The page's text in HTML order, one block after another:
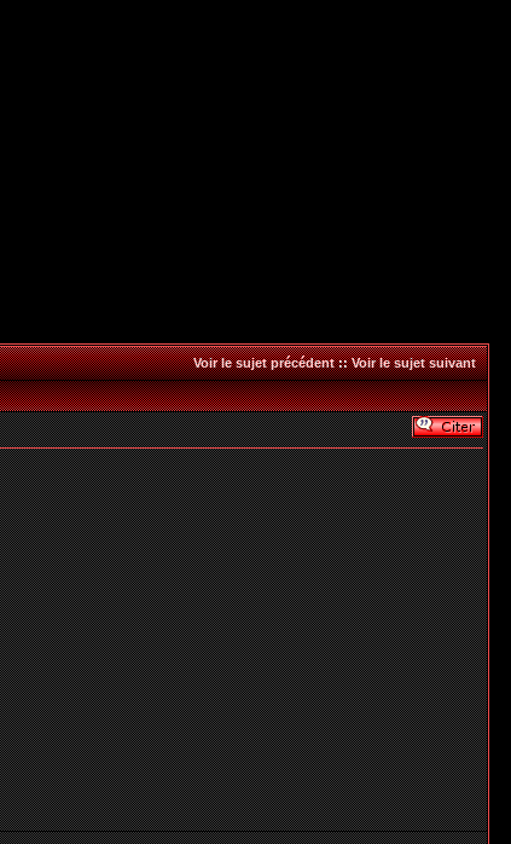
Voir le sujet précédent::Voir le sujet suivant